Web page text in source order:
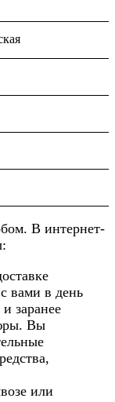
В интернет-
вами в день
заранее
Вы
или